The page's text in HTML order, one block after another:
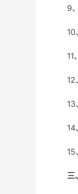
9、
10、
11、
12、
13、
14、
15、
三